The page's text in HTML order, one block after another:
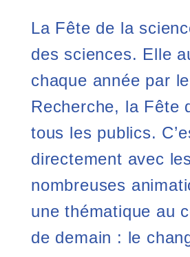
La Fête de la
des sciences. Elle
chaque année par
Recherche, la Fête
tous les publics.
directement avec
nombreuses
une thématique au
de demain : le